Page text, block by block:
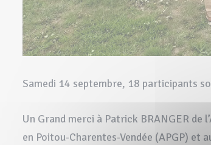
Samedi 14 septembre, 18 participants
Un Grand merci à Patrick BRANGER
en Poitou-Charentes-Vendée (APGP)